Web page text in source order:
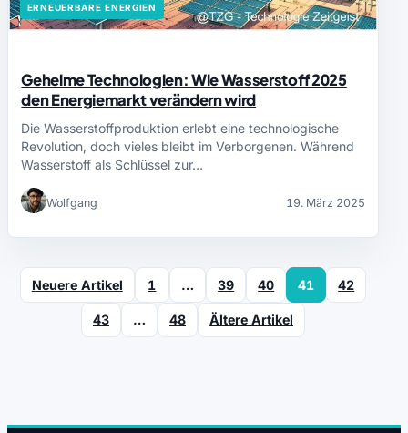
ERNEUERBARE ENERGIEN
Geheime Technologien: Wie Wasserstoff 2025
den Energiemarkt verändern wird
Die Wasserstoffproduktion erlebt eine technologische
Revolution, doch vieles bleibt im Verborgenen. Während
Wasserstoff als Schlüssel zur…
Wolfgang 19. März 2025
Neuere Artikel 1 … 39 40 41 42
43 … 48 Ältere Artikel